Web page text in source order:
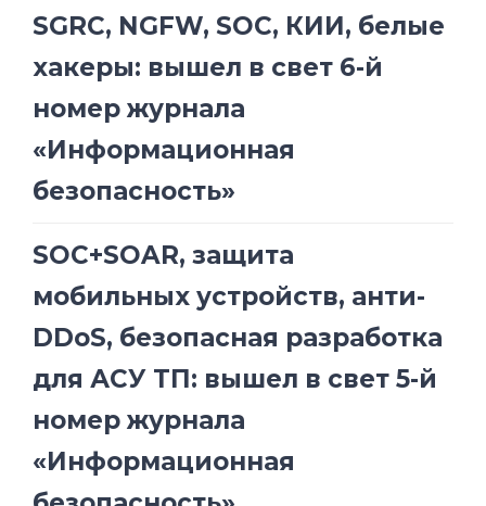
SGRC, NGFW, SOC, КИИ, белые
хакеры: вышел в свет 6-й
номер журнала
«Информационная
безопасность»
SOC+SOAR, защита
мобильных устройств, анти-
DDoS, безопасная разработка
для АСУ ТП: вышел в свет 5-й
номер журнала
«Информационная